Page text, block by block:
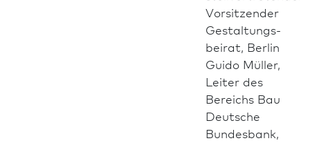
Vorsitzender
Gestaltungs­
beirat, Berlin
Guido Müller,
Leiter des
Bereichs Bau
Deutsche
Bundes­bank,